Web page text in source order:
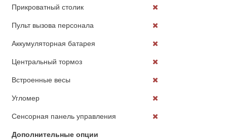
Прикроватный столик
Пульт вызова персонала
Аккумуляторная батарея
Центральный тормоз
Встроенные весы
Угломер
Сенсорная панель управления
Дополнительные опции